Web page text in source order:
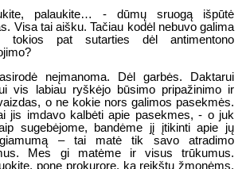
palaukite… - dūmų sruogą išpūtė
Visa tai aišku. Tačiau kodėl nebuvo galima
tokios pat sutarties dėl antimentono
neįmanoma. Dėl garbės. Daktarui
vis labiau ryškėjo būsimo pripažinimo ir
o ne kokie nors galimos pasekmės.
jis imdavo kalbėti apie pasekmes, - o juk
sugebėjome, bandėme jį įtikinti apie jų
– tai matė tik savo atradimo
Mes gi matėme ir visus trūkumus.
pone prokurore, ką reikštų žmonėms,